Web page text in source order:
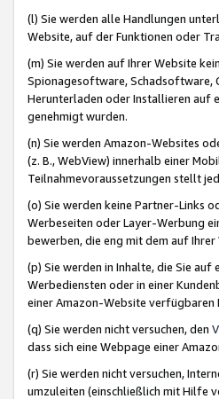
(l) Sie werden alle Handlungen
Website, auf der Funktionen oder
(m) Sie werden auf Ihrer Website
Spionagesoftware, Schadsoftware,
Herunterladen oder Installieren auf
genehmigt wurden.
(n) Sie werden Amazon-Websites
(z. B., WebView) innerhalb einer
Teilnahmevoraussetzungen stellt
(o) Sie werden keine Partner-Links
Werbeseiten oder Layer-Werbung
bewerben, die eng mit dem auf
(p) Sie werden in Inhalte, die Sie
Werbediensten oder in einer
einer Amazon-Website
(q) Sie werden nicht versuchen, den
dass sich eine Webpage einer
(r) Sie werden nicht versuchen,
umzuleiten (einschließlich mit Hilfe